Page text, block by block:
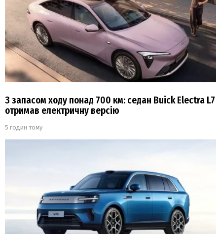
З запасом ходу понад 700 км: седан Buick Electra L7
отримав електричну версію
5 годин тому